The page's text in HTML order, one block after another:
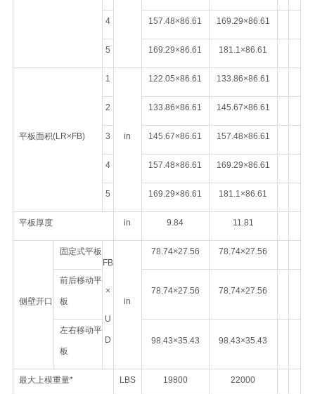
4 157.48×86.61 169.29×86.61
5 169.29×86.61 181.1×86.61
平板面积(LR×FB)
1
in
122.05×86.61 133.86×86.61
2 133.86×86.61 145.67×86.61
3 145.67×86.61 157.48×86.61
4 157.48×86.61 169.29×86.61
5 169.29×86.61 181.1×86.61
平板厚度 in 9.84 11.81
侧壁开口
固定式平板
FB
×
U
D
in
78.74×27.56 78.74×27.56
前后移动平
板
78.74×27.56 78.74×27.56
左右移动平
板
98.43×35.43 98.43×35.43
最大上模重量* LBS 19800 22000